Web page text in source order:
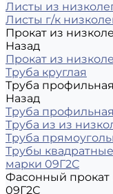
Листы из
Листы г/к
Прокат из
Назад
Прокат из
Труба круглая
Труба
Назад
Труба
Труба из из
Труба
Трубы
марки 09Г2С
Фасонный прокат
09Г2С